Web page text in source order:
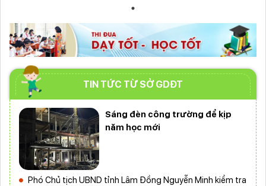
TIN TỨC TỪ SỞ GDĐT
Sáng đèn công trường để kịp
năm học mới
Phó Chủ tịch UBND tỉnh Lâm Đồng Nguyễn Minh kiểm tra